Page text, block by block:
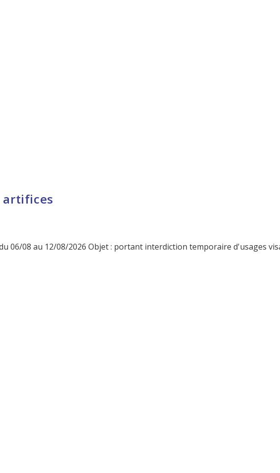
artifices
06/08 au 12/08/2026 Objet : portant interdiction temporaire d'usages